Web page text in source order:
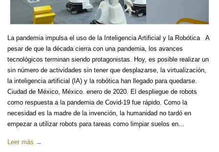
La pandemia impulsa el uso de la Inteligencia Artificial y la Robótica A
pesar de que la década cierra con una pandemia, los avances
tecnológicos terminan siendo protagonistas. Hoy, es posible realizar un
sin número de actividades sin tener que desplazarse, la virtualización,
la inteligencia artificial (IA) y la robótica han llegado para quedarse.
Ciudad de México, México. enero de 2020. El despliegue de robots
como respuesta a la pandemia de Covid-19 fue rápido. Como la
necesidad es la madre de la invención, la humanidad no tardó en
empezar a utilizar robots para tareas como limpiar suelos en...
Leer más →